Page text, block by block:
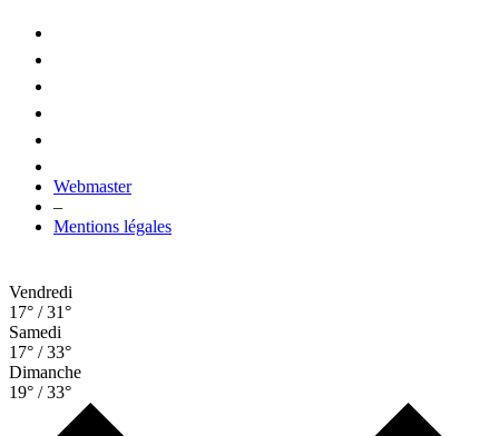
Webmaster
–
Mentions légales
Vendredi
17° / 31°
Samedi
17° / 33°
Dimanche
19° / 33°